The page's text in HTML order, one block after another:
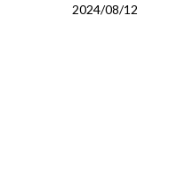
2024/08/12